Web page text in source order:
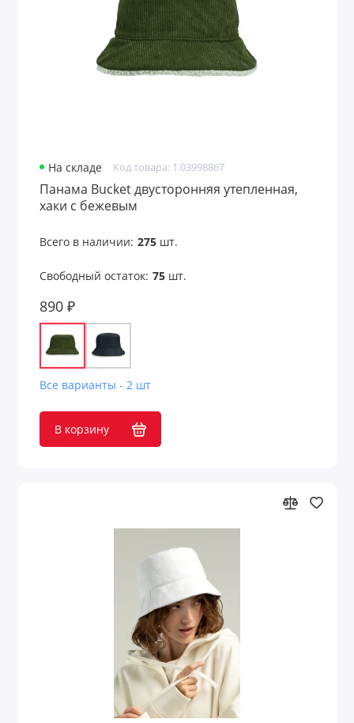
На складе Код товара: 1.03998867
Панама Bucket двусторонняя утепленная,
хаки с бежевым
Всего в наличии: 275шт.
Свободный остаток: 75шт.
890 ₽
Все варианты - 2 шт
В корзину